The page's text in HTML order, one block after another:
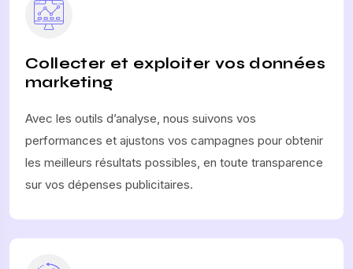
Collecter et exploiter vos données
marketing
Avec les outils d’analyse, nous suivons vos
performances et ajustons vos campagnes pour obtenir
les meilleurs résultats possibles, en toute transparence
sur vos dépenses publicitaires.